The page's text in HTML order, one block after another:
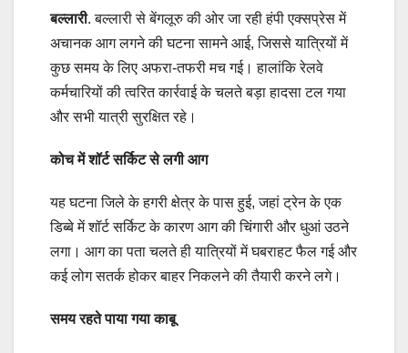
बल्लारी. बल्लारी से बेंगलूरु की ओर जा रही हंपी एक्सप्रेस में
अचानक आग लगने की घटना सामने आई, जिससे यात्रियों में
कुछ समय के लिए अफरा-तफरी मच गई। हालांकि रेलवे
कर्मचारियों की त्वरित कार्रवाई के चलते बड़ा हादसा टल गया
और सभी यात्री सुरक्षित रहे।
कोच में शॉर्ट सर्किट से लगी आग
यह घटना जिले के हगरी क्षेत्र के पास हुई, जहां ट्रेन के एक
डिब्बे में शॉर्ट सर्किट के कारण आग की चिंगारी और धुआं उठने
लगा। आग का पता चलते ही यात्रियों में घबराहट फैल गई और
कई लोग सतर्क होकर बाहर निकलने की तैयारी करने लगे।
समय रहते पाया गया काबू